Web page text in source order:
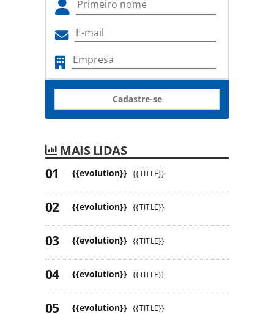
Cadastre-se
MAIS LIDAS
{{evolution}} {{TITLE}}
{{evolution}} {{TITLE}}
{{evolution}} {{TITLE}}
{{evolution}} {{TITLE}}
{{evolution}} {{TITLE}}